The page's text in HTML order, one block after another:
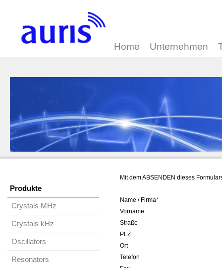
Home Unternehmen
Produkte
Crystals MHz
Crystals kHz
Oscillators
Resonators
Mit dem ABSENDEN dieses
Name / Firma*
Vorname
Straße
PLZ
Ort
Telefon